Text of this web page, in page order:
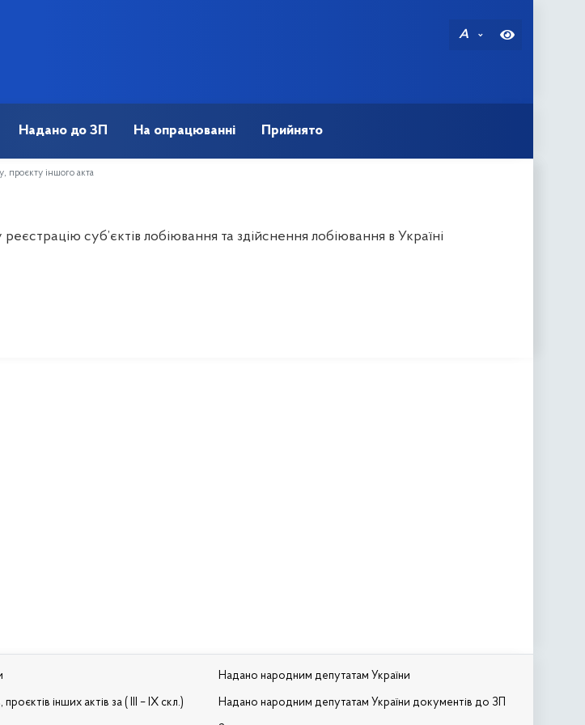
A
Надано до ЗП На опрацюванні Прийнято
проєкту іншого акта
суб’єктів лобіювання та здійснення лобіювання в Україні
інших актів за ( III – IX скл.)
Надано народним депутатам України
Надано народним депутатам України документів до ЗП